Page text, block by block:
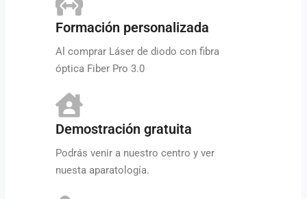
Formación personalizada
Al comprar Láser de diodo con fibra
óptica Fiber Pro 3.0
Demostración gratuita
Podrás venir a nuestro centro y ver
nuesta aparatología.